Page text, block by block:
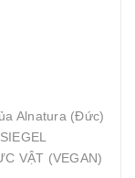
Alnatura (Đức)
VẬT (VEGAN)